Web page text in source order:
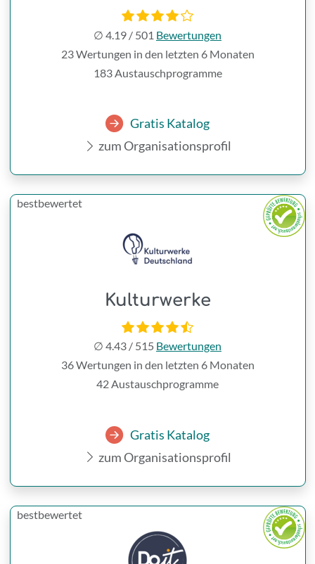
∅ 4.19 / 501 Bewertungen
23 Wertungen in den letzten 6 Monaten
183 Austauschprogramme
Gratis Katalog
zum Organisationsprofil
bestbewertet
Kulturwerke
∅ 4.43 / 515 Bewertungen
36 Wertungen in den letzten 6 Monaten
42 Austauschprogramme
Gratis Katalog
zum Organisationsprofil
bestbewertet